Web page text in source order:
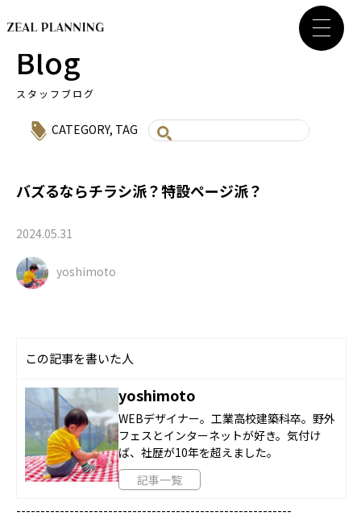
Blog
スタッフブログ
CATEGORY, TAG
バズるならチラシ派？特設ページ派？
2024.05.31
yoshimoto
この記事を書いた人
yoshimoto
WEBデザイナー。工業高校建築科卒。野外
フェスとインターネットが好き。気付け
ば、社歴が10年を超えました。
記事一覧
---------------------------------------------------------